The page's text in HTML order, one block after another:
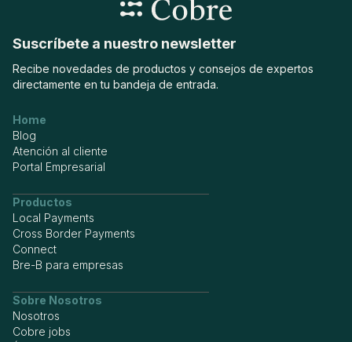
Suscríbete a nuestro newsletter
Recibe novedades de productos y consejos de expertos
directamente en tu bandeja de entrada.
Home
Blog
Atención al cliente
Portal Empresarial
Productos
Local Payments
Cross Border Payments
Connect
Bre-B para empresas
Sobre Nosotros
Nosotros
Cobre jobs